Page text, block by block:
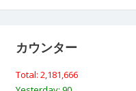
カウンター
Total: 2,181,666